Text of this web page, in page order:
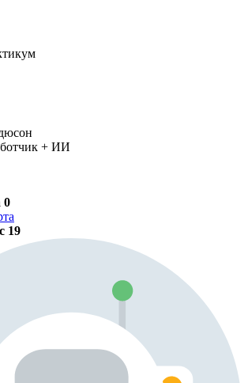
+ ИИ
0
19